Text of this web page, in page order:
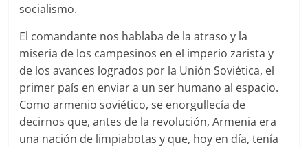
socialismo.
El comandante nos hablaba de la atraso y la
miseria de los campesinos en el imperio zarista y
de los avances logrados por la Unión Soviética, el
primer país en enviar a un ser humano al espacio.
Como armenio soviético, se enorgullecía de
decirnos que, antes de la revolución, Armenia era
una nación de limpiabotas y que, hoy en día, tenía